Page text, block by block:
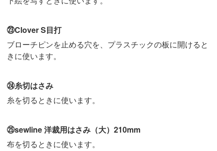
㉓Clover S目打
ブローチピンを止める穴を、プラスチックの板に開けると
きに使います。
㉔糸切はさみ
糸を切るときに使います。
㉕sewline 洋裁用はさみ（大）210mm
布を切るときに使います。